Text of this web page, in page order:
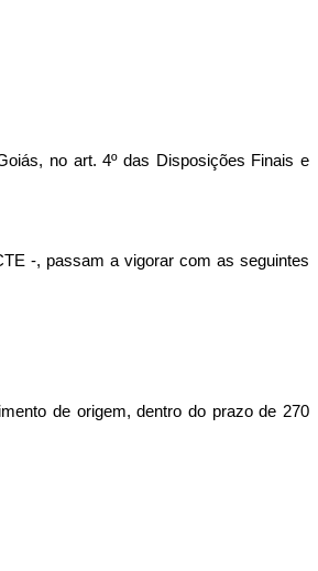
no art. 4º das Disposições Finais e
-, passam a vigorar com as seguintes
de origem, dentro do prazo de 270